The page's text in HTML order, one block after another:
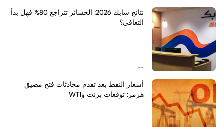
نتائج سابك 2026: الخسائر تتراجع 80% فهل بدأ
التعافي؟
--
أسعار النفط بعد تقدم محادثات فتح مضيق
هرمز: توقعات برنت وWTI